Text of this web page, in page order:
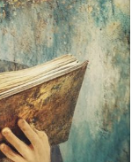
site
מאמר ביוגרפיה
אלמנטור #559